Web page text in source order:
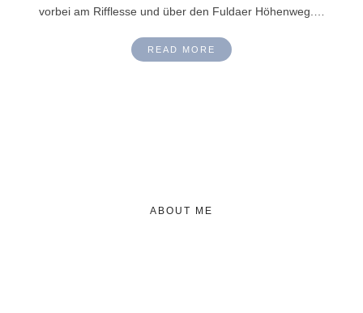
vorbei am Rifflesse und über den Fuldaer Höhenweg.…
READ MORE
ABOUT ME